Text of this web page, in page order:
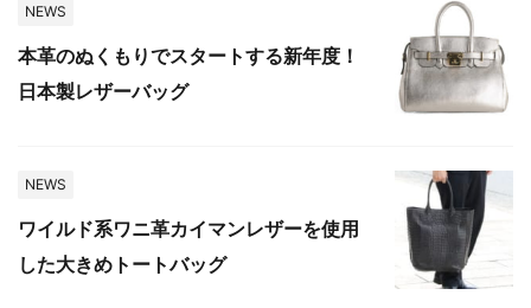
NEWS
本革のぬくもりでスタートする新年度！
日本製レザーバッグ
NEWS
ワイルド系ワニ革カイマンレザーを使用
した大きめトートバッグ